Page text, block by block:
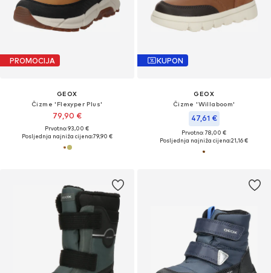
PROMOCIJA
GEOX
Čizme 'Flexyper Plus'
79,90 €
Prvotno: 93,00 €
Posljednja najniža cijena:79,90 €
KUPON
GEOX
Čizme 'Willaboom'
47,61 €
Prvotno: 78,00 €
Posljednja najniža cijena:21,16 €